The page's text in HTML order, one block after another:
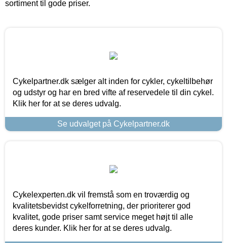
sortiment til gode priser.
Cykelpartner.dk sælger alt inden for cykler, cykeltilbehør
og udstyr og har en bred vifte af reservedele til din cykel.
Klik her for at se deres udvalg.
Se udvalget på Cykelpartner.dk
Cykelexperten.dk vil fremstå som en troværdig og
kvalitetsbevidst cykelforretning, der prioriterer god
kvalitet, gode priser samt service meget højt til alle
deres kunder. Klik her for at se deres udvalg.